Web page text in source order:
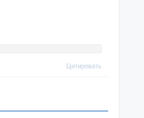
Цитировать